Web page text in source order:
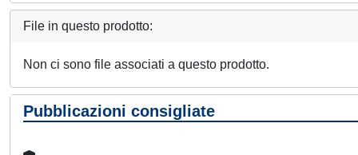
File in questo prodotto:
Non ci sono file associati a questo prodotto.
Pubblicazioni consigliate